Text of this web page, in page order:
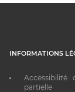
INFORMATIONS
Accessibilité :
partielle